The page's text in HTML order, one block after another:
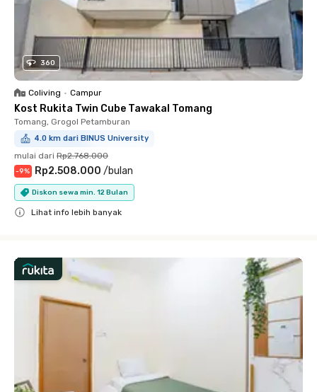
360
Coliving • Campur
Kost Rukita Twin Cube Tawakal Tomang
Tomang, Grogol Petamburan
4.0 km dari BINUS University
mulai dari Rp2.768.000
-9% Rp2.508.000 /bulan
Diskon sewa min. 12 Bulan
Lihat info lebih banyak